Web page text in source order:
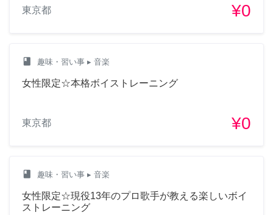
東京都 ¥0
class 趣味・習い事 ▸ 音楽
女性限定☆本格ボイストレーニング
東京都 ¥0
class 趣味・習い事 ▸ 音楽
女性限定☆現役13年のプロ歌手が教える楽しいボイ
ストレーニング